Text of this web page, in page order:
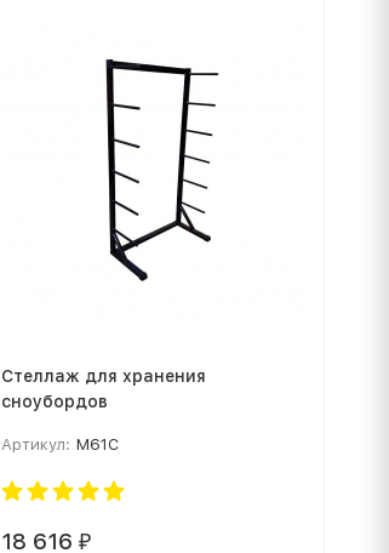
Стеллаж для хранения
сноубордов
Артикул: М61С
18 616 ₽